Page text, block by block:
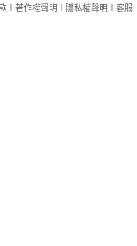
著作權聲明 隱私權聲明 客服